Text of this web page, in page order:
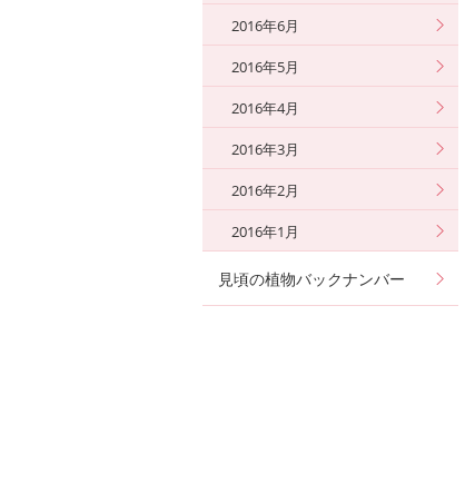
2016年6月
2016年5月
2016年4月
2016年3月
2016年2月
2016年1月
見頃の植物バックナンバー